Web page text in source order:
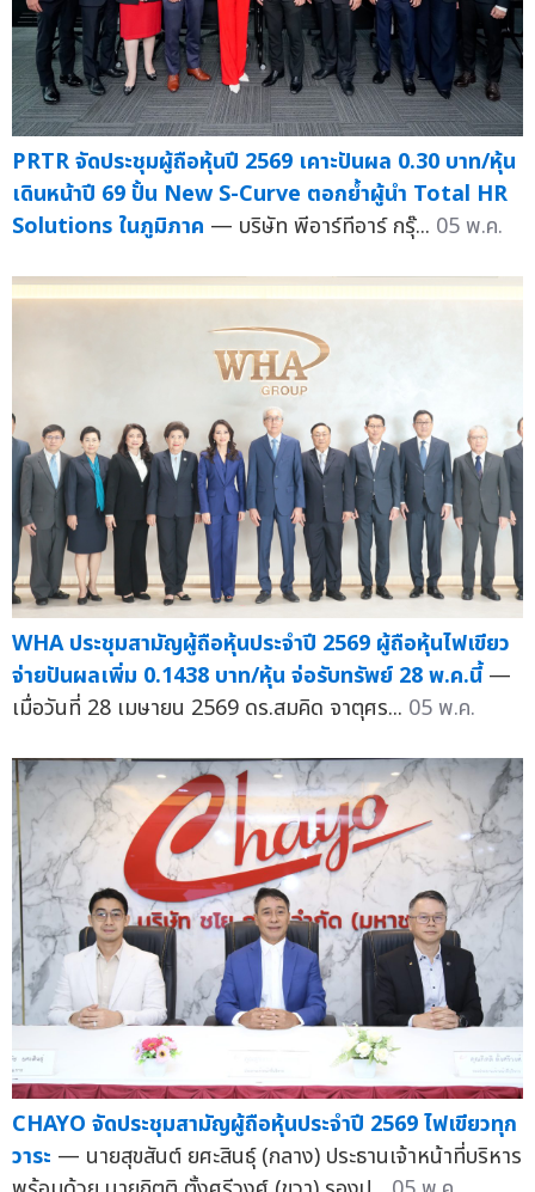
PRTR จัดประชุมผู้ถือหุ้นปี 2569 เคาะปันผล 0.30 บาท/หุ้น
เดินหน้าปี 69 ปั้น New S-Curve ตอกย้ำผู้นำ Total HR
Solutions ในภูมิภาค — บริษัท พีอาร์ทีอาร์ กรุ๊... 05 พ.ค.
WHA ประชุมสามัญผู้ถือหุ้นประจำปี 2569 ผู้ถือหุ้นไฟเขียว
จ่ายปันผลเพิ่ม 0.1438 บาท/หุ้น จ่อรับทรัพย์ 28 พ.ค.นี้ —
เมื่อวันที่ 28 เมษายน 2569 ดร.สมคิด จาตุศร... 05 พ.ค.
CHAYO จัดประชุมสามัญผู้ถือหุ้นประจำปี 2569 ไฟเขียวทุก
วาระ — นายสุขสันต์ ยศะสินธุ์ (กลาง) ประธานเจ้าหน้าที่บริหาร